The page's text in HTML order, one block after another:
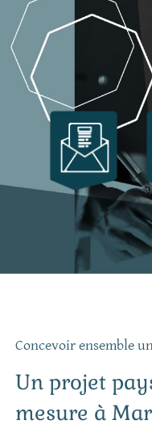
Concevoir ensemble
Un projet
mesure à